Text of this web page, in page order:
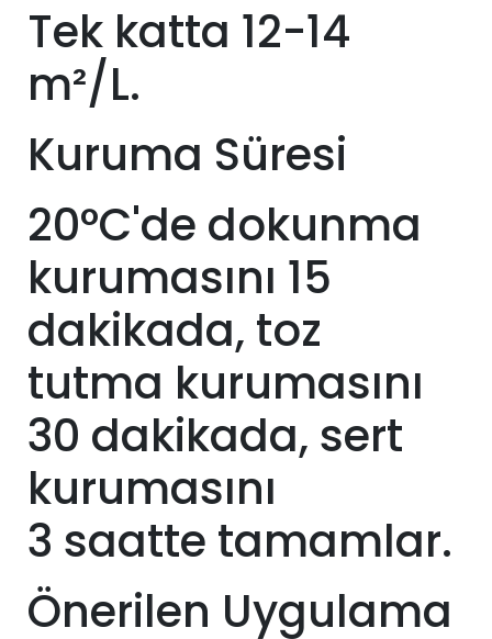
Tek katta 12-14
m²/L.
Kuruma Süresi
20°C'de dokunma
kurumasını 15
dakikada, toz
tutma kurumasını
30 dakikada, sert
kurumasını
3 saatte tamamlar.
Önerilen Uygulama